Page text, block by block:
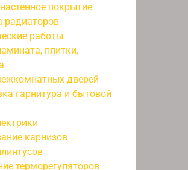
покрытие
радиаторов
работы
плитки,
дверей
гарнитура и бытовой
карнизов
терморегуляторов